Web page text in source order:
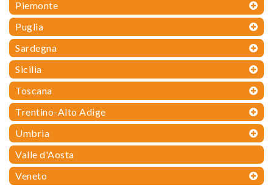
Piemonte
Puglia
Sardegna
Sicilia
Toscana
Trentino-Alto Adige
Umbria
Valle d'Aosta
Veneto